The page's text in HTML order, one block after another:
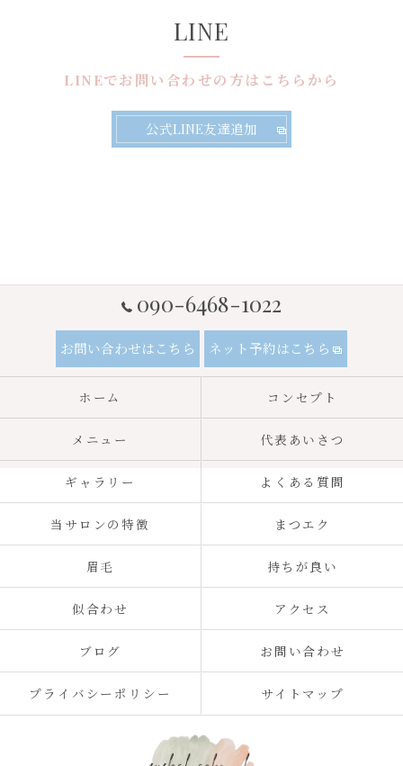
LINEでお問い合わせの方はこちらから
LINE
公式LINE友達追加
090-6468-1022
お問い合わせはこちら ネット予約はこちら
ホーム コンセプト
メニュー 代表あいさつ
ギャラリー よくある質問
当サロンの特徴 まつエク
眉毛 持ちが良い
似合わせ アクセス
ブログ お問い合わせ
プライバシーポリシー サイトマップ